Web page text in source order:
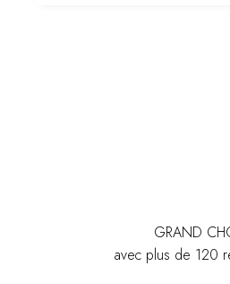
GRAND
avec plus de 120